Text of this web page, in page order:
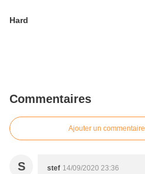
Hard
Commentaires
Ajouter un commentaire
S stef 14/09/2020 23:36